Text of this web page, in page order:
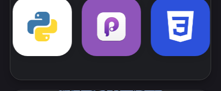
illustrator CSS3 JS
HTML Git Apifox